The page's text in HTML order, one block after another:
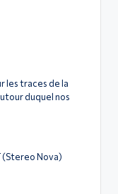
les traces de la
duquel nos
(Stereo Nova)